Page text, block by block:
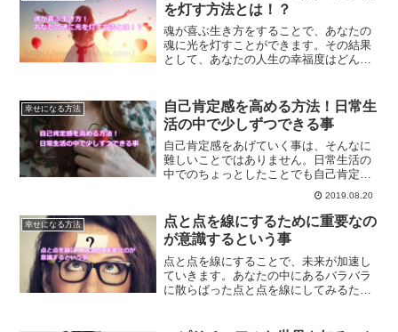
を灯す方法とは！？
魂が喜ぶ生き方をすることで、あなたの
魂に光を灯すことができます。その結果
として、あなたの人生の幸福度はどんど
幸せになる方法
自己肯定感を高める方法！日常生
活の中で少しずつできる事
自己肯定感をあげていく事は、そんなに
難しいことではありません。日常生活の
中でのちょっとしたことでも自己肯定感
を上げていくことはできるようになりま
2019.08.20
幸せになる方法
点と点を線にするために重要なの
が意識するという事
点と点を線にすることで、未来が加速し
ていきます。あなたの中にあるバラバラ
に散らばった点と点を線にしてみるため